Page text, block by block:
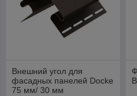
Внешний угол для
фасадных панелей Docke
75 мм/ 30 мм